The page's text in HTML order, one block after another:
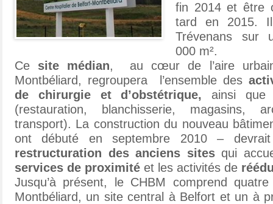
fin 2014 et être
tard en 2015.
Trévenans sur
000 m².
Ce site médian, au cœur de l’aire
Montbéliard, regroupera l’ensemble des
de chirurgie et d’obstétrique, ainsi
(restauration, blanchisserie, magasins,
transport). La construction du nouveau
ont débuté en septembre 2010 –
restructuration des anciens sitesqui
services de proximité et les activités de
Jusqu’à présent, le CHBM comprend
Montbéliard, un site central à Belfort et un à